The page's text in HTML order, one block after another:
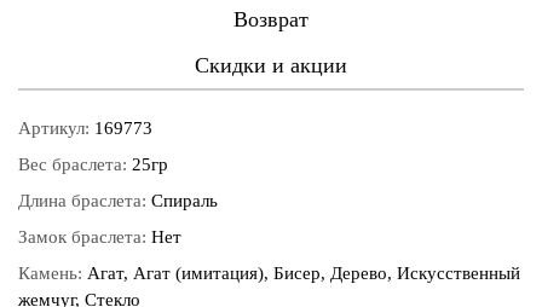
Возврат
Скидки и акции
Артикул: 169773
Вес браслета: 25гр
Длина браслета: Спираль
Замок браслета: Нет
Камень: Агат, Агат (имитация), Бисер, Дерево, Искусственный
жемчуг, Стекло